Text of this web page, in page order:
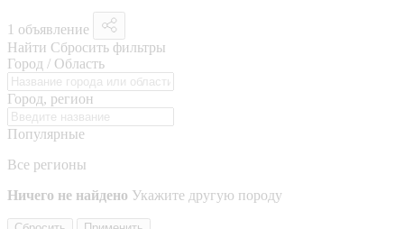
1 объявление
Найти Сбросить фильтры
Город / Область
Город, регион
Популярные
Все регионы
Ничего не найдено Укажите другую породу